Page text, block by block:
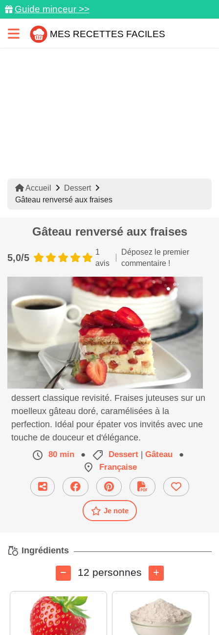
Guide minceur >>
MES RECETTES FACILES
Accueil
Dessert
Gâteau renversé aux fraises
Gâteau renversé aux fraises
5,0/5
1
avis
Déposez le premier
commentaire !
Savourez le gâteau renversé aux fraises, un
dessert classique revisité. Fraises juteuses sur un
moelleux gâteau doré, caramélisées à la
perfection. Idéal pour épater vos invités avec une
touche de douceur et d'élégance.
80 min ● Dessert | Gâteau
●
Française
Je note
Ingrédients
12 personnes